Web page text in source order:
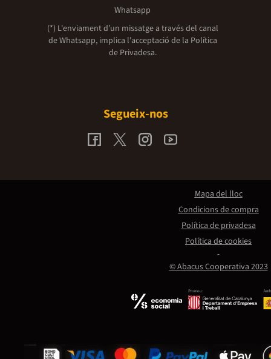
Whatsapp
(*) L'enviament d’un missatge a través del canal
de Whatsapp, implica l'acceptació de la Política
de Privadesa.
Segueix-nos
Promou:
© Abacus Cooperativa 2023
Mapa del lloc
Condicions de compra
Política de privadesa
Política de cookies